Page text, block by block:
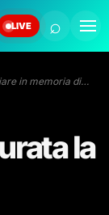
LIVE ⌕
in memoria di…
la